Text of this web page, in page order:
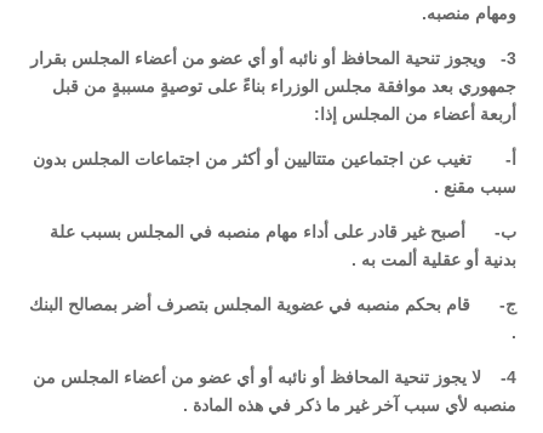
ومهام منصبه.
3- ويجوز تنحية المحافظ أو نائبه أو أي عضو من أعضاء المجلس بقرار
جمهوري بعد موافقة مجلس الوزراء بناءً على توصيةٍ مسببةٍ من قبل
أربعة أعضاء من المجلس إذا:
‌أ- تغيب عن اجتماعين متتاليين أو أكثر من اجتماعات المجلس بدون
سبب مقنع .
‌ب- أصبح غير قادر على أداء مهام منصبه في المجلس بسبب علة
بدنية أو عقلية ألمت به .
‌ج- قام بحكم منصبه في عضوية المجلس بتصرف أضر بمصالح البنك
.
4- لا يجوز تنحية المحافظ أو نائبه أو أي عضو من أعضاء المجلس من
منصبه لأي سبب آخر غير ما ذكر في هذه المادة .